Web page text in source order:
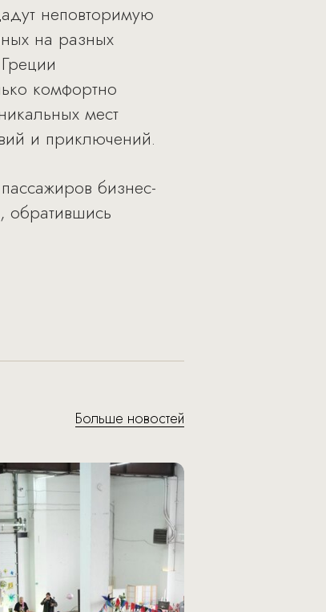
неповторимую
на разных
комфортно
мест
и приключений.
бизнес-
обратившись
Больше новостей